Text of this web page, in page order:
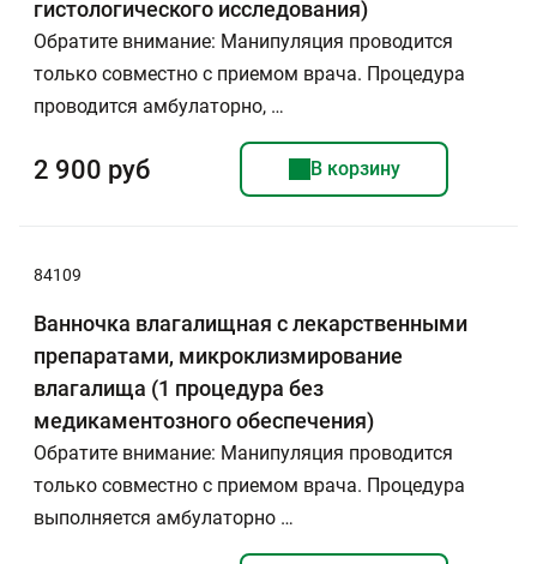
гистологического исследования)
Обратите внимание: Манипуляция проводится
только совместно с приемом врача. Процедура
проводится амбулаторно, …
2 900 руб В корзину
84109
Ванночка влагалищная с лекарственными
препаратами, микроклизмирование
влагалища (1 процедура без
медикаментозного обеспечения)
Обратите внимание: Манипуляция проводится
только совместно с приемом врача. Процедура
выполняется амбулаторно …